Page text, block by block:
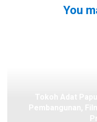
You